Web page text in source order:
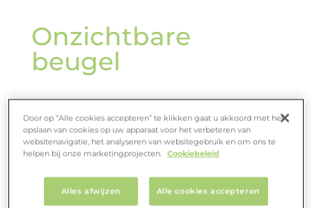
Onzichtbare
beugel
Invisalign: onzichtbare
aligners
Dit is een uitneembare beugel om de
Door op “Alle cookies accepteren” te klikken gaat u akkoord met het
opslaan van cookies op uw apparaat voor het verbeteren van
websitenavigatie, het analyseren van websitegebruik en om ons te
helpen bij onze marketingprojecten. Cookiebeleid
Alles afwijzen Alle cookies accepteren